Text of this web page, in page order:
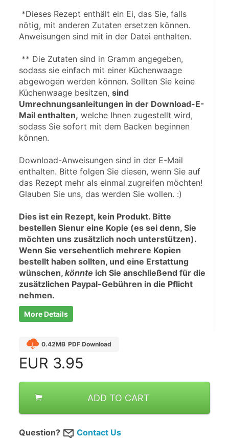
nötig, mit anderen Zutaten ersetzen können.
Anweisungen sind mit in der Datei enthalten.
sodass sie einfach mit einer Küchenwaage
abgewogen werden können. Sollten Sie keine
Küchenwaage besitzen, sind
Umrechnungsanleitungen in der Download-E-
Mail enthalten, welche Ihnen zugestellt wird,
sodass Sie sofort mit dem Backen beginnen
können.
Download-Anweisungen sind in der E-Mail
enthalten. Bitte folgen Sie diesen, wenn Sie auf
das Rezept mehr als einmal zugreifen möchten!
Glauben Sie uns, das werden Sie wollen. :)
Dies ist ein Rezept, kein Produkt. Bitte
bestellen Sienur eine Kopie (es sei denn, Sie
möchten uns zusätzlich noch unterstützen).
Wenn Sie versehentlich mehrere Kopien
bestellt haben sollten, und eine Erstattung
wünschen, könnte ich Sie anschließend für die
zusätzlichen Paypal-Gebühren in die Pflicht
nehmen.
More Details
0.42MB PDF Download
EUR 3.95
ADD TO CART
Question? Contact Us